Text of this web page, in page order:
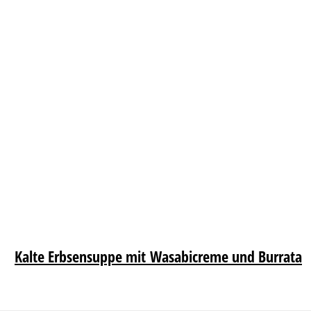
Kalte Erbsensuppe mit Wasabicreme und Burrata